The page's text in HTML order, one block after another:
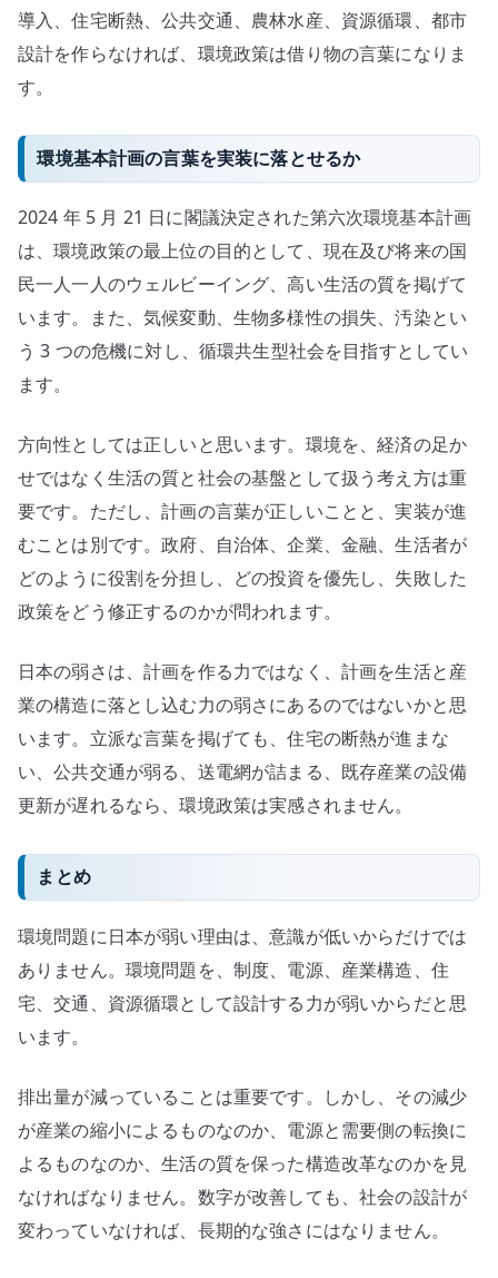
導入、住宅断熱、公共交通、農林水産、資源循環、都市
設計を作らなければ、環境政策は借り物の言葉になりま
す。
環境基本計画の言葉を実装に落とせるか
2024 年 5 月 21 日に閣議決定された第六次環境基本計画
は、環境政策の最上位の目的として、現在及び将来の国
民一人一人のウェルビーイング、高い生活の質を掲げて
います。また、気候変動、生物多様性の損失、汚染とい
う 3 つの危機に対し、循環共生型社会を目指すとしてい
ます。
方向性としては正しいと思います。環境を、経済の足か
せではなく生活の質と社会の基盤として扱う考え方は重
要です。ただし、計画の言葉が正しいことと、実装が進
むことは別です。政府、自治体、企業、金融、生活者が
どのように役割を分担し、どの投資を優先し、失敗した
政策をどう修正するのかが問われます。
日本の弱さは、計画を作る力ではなく、計画を生活と産
業の構造に落とし込む力の弱さにあるのではないかと思
います。立派な言葉を掲げても、住宅の断熱が進まな
い、公共交通が弱る、送電網が詰まる、既存産業の設備
更新が遅れるなら、環境政策は実感されません。
まとめ
環境問題に日本が弱い理由は、意識が低いからだけでは
ありません。環境問題を、制度、電源、産業構造、住
宅、交通、資源循環として設計する力が弱いからだと思
います。
排出量が減っていることは重要です。しかし、その減少
が産業の縮小によるものなのか、電源と需要側の転換に
よるものなのか、生活の質を保った構造改革なのかを見
なければなりません。数字が改善しても、社会の設計が
変わっていなければ、長期的な強さにはなりません。